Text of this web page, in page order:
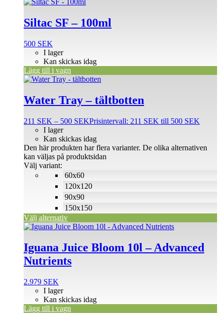
Siltac SF – 100ml
500 SEK
I lager
Kan skickas idag
Lägg till i vagn
Water Tray – tältbotten
211 SEK – 500 SEKPrisintervall: 211 SEK till 500 SEK
60x60
120x120
90x90
150x150
I lager
Kan skickas idag
Välj variant:
Välj alternativ
Den här produkten har flera varianter. De olika alternativen
kan väljas på produktsidan
Iguana Juice Bloom 10l – Advanced
Nutrients
2.979 SEK
I lager
Kan skickas idag
Lägg till i vagn